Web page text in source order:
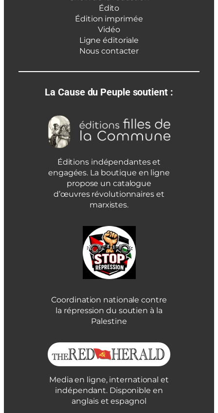
Édito
Édition imprimée
Vidéo
Ligne éditoriale
Nous contacter
La Cause du Peuple soutient :
Éditions indépendantes et
engagées. La boutique en ligne
propose un catalogue
d’œuvres révolutionnaires et
marxistes.
Coordination nationale contre
la répression du soutien à la
Palestine
Media en ligne, international et
indépendant. Disponible en
anglais et espagnol